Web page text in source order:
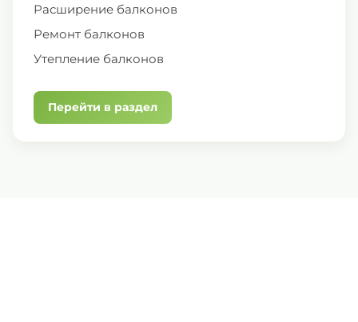
Расширение балконов
Ремонт балконов
Утепление балконов
Перейти в раздел